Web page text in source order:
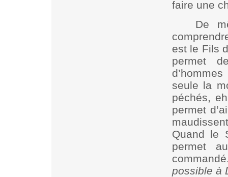
faire une
De
est le Fils
permet
seule la
péchés,
permet
Quand le
permet
possible à